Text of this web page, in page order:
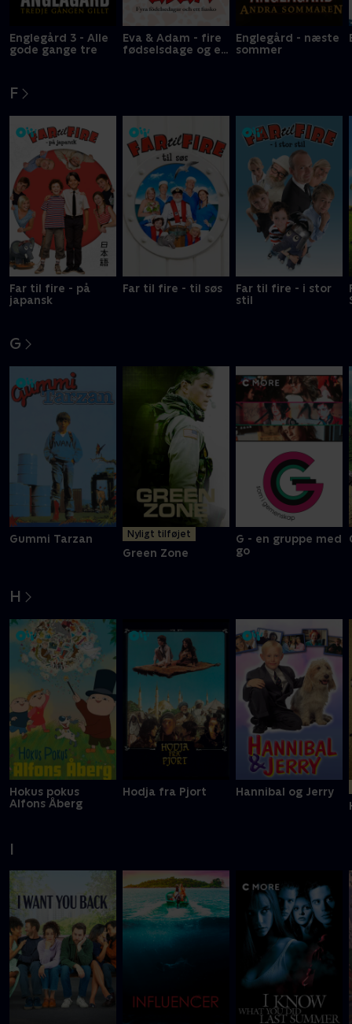
Englegård 3 - Alle
gode gange tre
Eva & Adam - fire
fødselsdage og en
Englegård - næste
sommer
F
Far til fire - på
japansk
Far til fire - til søs
Far til fire - i stor
stil
G
Gummi Tarzan Nyligt tilføjet
Green Zone
G - en gruppe med
go
H
Hokus pokus
Alfons Åberg
Hodja fra Pjort
Hannibal og Jerry
I